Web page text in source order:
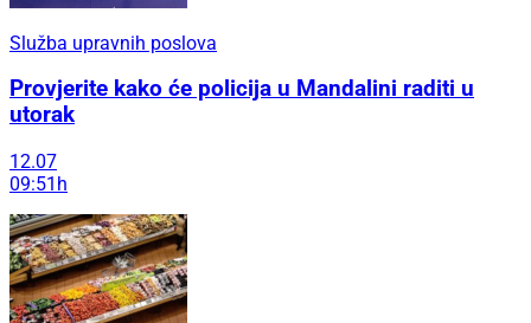
Služba upravnih poslova
Provjerite kako će policija u Mandalini raditi u
utorak
12.07
09:51h